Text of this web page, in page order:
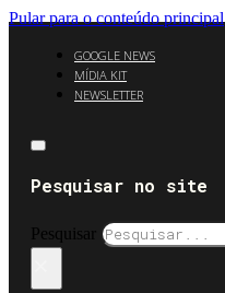
Pular para o conteúdo principal
GOOGLE NEWS
MÍDIA KIT
NEWSLETTER
Pesquisar no site
Pesquisar